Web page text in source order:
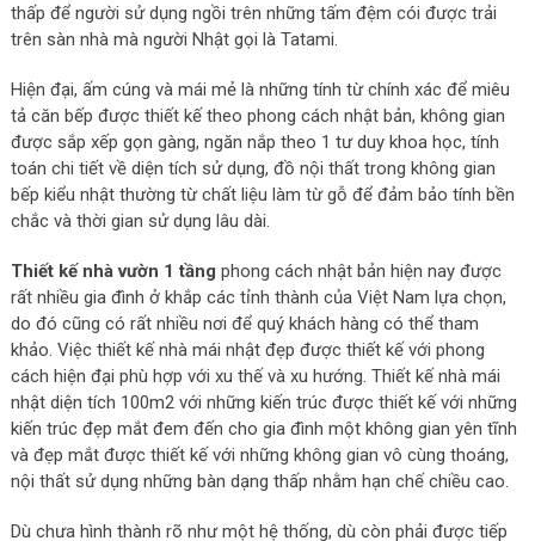
thấp để người sử dụng ngồi trên những tấm đệm cói được trải
trên sàn nhà mà người Nhật gọi là Tatami.
Hiện đại, ấm cúng và mái mẻ là những tính từ chính xác để miêu
tả căn bếp được thiết kế theo phong cách nhật bản, không gian
được sắp xếp gọn gàng, ngăn nắp theo 1 tư duy khoa học, tính
toán chi tiết về diện tích sử dụng, đồ nội thất trong không gian
bếp kiểu nhật thường từ chất liệu làm từ gỗ để đảm bảo tính bền
chắc và thời gian sử dụng lâu dài.
Thiết kế nhà vườn 1 tầng phong cách nhật bản hiện nay được
rất nhiều gia đình ở khắp các tỉnh thành của Việt Nam lựa chọn,
do đó cũng có rất nhiều nơi để quý khách hàng có thể tham
khảo. Việc thiết kế nhà mái nhật đẹp được thiết kế với phong
cách hiện đại phù hợp với xu thế và xu hướng. Thiết kế nhà mái
nhật diện tích 100m2 với những kiến trúc được thiết kế với những
kiến trúc đẹp mắt đem đến cho gia đình một không gian yên tĩnh
và đẹp mắt được thiết kế với những không gian vô cùng thoáng,
nội thất sử dụng những bàn dạng thấp nhằm hạn chế chiều cao.
Dù chưa hình thành rõ như một hệ thống, dù còn phải được tiếp